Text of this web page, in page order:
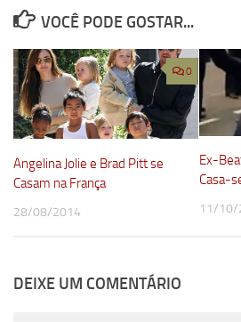
VOCÊ PODE GOSTAR...
0
Angelina Jolie e Brad Pitt se
Casam na França
28/08/2014
Ex-
Casa-
11/10/
DEIXE UM COMENTÁRIO